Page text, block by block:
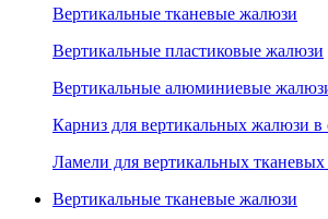
Вертикальные тканевые жалюзи
Вертикальные пластиковые жалюзи
Вертикальные алюминиевые
Карниз для вертикальных жалюзи в
Ламели для вертикальных
Вертикальные тканевые жалюзи